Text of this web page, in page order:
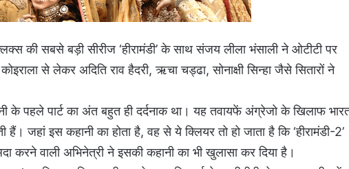
की सबसे बड़ी सीरीज ‘हीरामंडी’ के साथ संजय लीला भंसाली ने ओटीटी पर
से लेकर अदिति राव हैदरी, ऋचा चड्ढा, सोनाक्षी सिन्हा जैसे सितारों ने
के पहले पार्ट का अंत बहुत ही दर्दनाक था। यह तवायफें अंग्रेजो के खिलाफ
जहां इस कहानी का होता है, वह से ये क्लियर तो हो जाता है कि ‘हीरामंडी-2’
करने वाली अभिनेत्री ने इसकी कहानी का भी खुलासा कर दिया है।